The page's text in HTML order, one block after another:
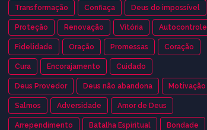
Transformação Confiaça Deus do impossível
Proteção Renovação Vitória Autocontrole
Fidelidade Oração Promessas Coração
Cura Encorajamento Cuidado
Deus Provedor Deus não abandona Motivação
Salmos Adversidade Amor de Deus
Arrependimento Batalha Espiritual Bondade